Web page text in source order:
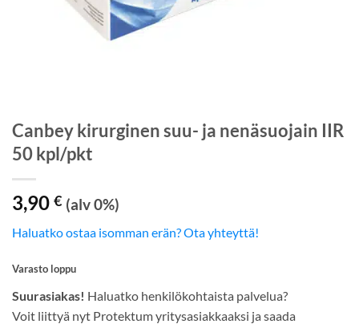
Canbey kirurginen suu- ja nenäsuojain IIR
50 kpl/pkt
3,90 € (alv 0%)
Haluatko ostaa isomman erän? Ota yhteyttä!
Varasto loppu
Suurasiakas! Haluatko henkilökohtaista palvelua?
Voit liittyä nyt Protektum yritysasiakkaaksi ja saada